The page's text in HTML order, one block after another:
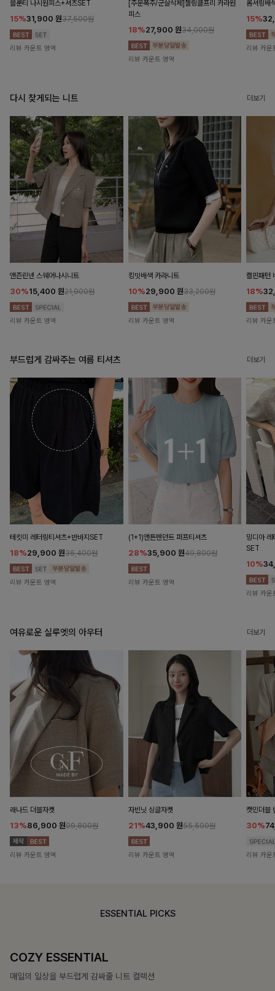
블룬티 나시원피스+셔츠SET
15%31,900 원37,500원
리뷰 카운트 영역
[주문폭주/군살삭제]젤링클프리 카라원
피스
18%27,900 원34,000원
리뷰 카운트 영역
롬셔링배
15%
리뷰 카운
다시 찾게되는 니트 더보기
앤즌린넨 스퀘어나시니트
30%15,400 원21,900원
리뷰 카운트 영역
킹밋배색 카라니트
10%29,900 원33,200원
리뷰 카운트 영역
캘핀패턴
18%
리뷰 카운
부드럽게 감싸주는 여름 티셔츠 더보기
테킷미 레터링티셔츠+반바지SET
18%29,900 원36,400원
리뷰 카운트 영역
(1+1)앤튼펜던트 퍼프티셔츠
28%35,900 원49,800원
리뷰 카운트 영역
밍디아 레
SET
10%
리뷰 카운
여유로운 실루엣의 아우터 더보기
래나드 더블자켓
13%86,900 원99,800원
리뷰 카운트 영역
자빈닛 싱글자켓
21%43,900 원55,500원
리뷰 카운트 영역
캣민더블
30%
리뷰 카운
ESSENTIAL PICKS
COZY ESSENTIAL
매일의 일상을 부드럽게 감싸줄 니트 컬렉션